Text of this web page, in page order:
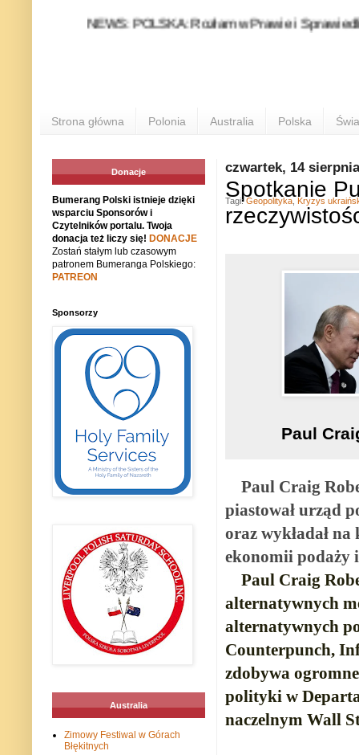
NEWS: POLSKA: Rozłam w Prawie i
Strona główna Polonia Australia Polska
czwartek, 14
Spotkanie
Paul
Paul Craig
piastował urząd
oraz wykładał
ekonomii podaży
Paul Craig
alternatywnych
alternatywnych
Counterpunch,
zdobywa
polityki w
naczelnym Wall
Tagi:Geopolityka Kryzys
Donacje
Bumerang Polski istnieje dzięki
wsparciu Sponsorów i
Czytelników portalu. Twoja
donacja też liczy się! DONACJE
Zostań stałym lub czasowym
patronem Bumeranga Polskiego:
PATREON
Sponsorzy
Australia
Zimowy Festiwal w Górach
Błękitnych